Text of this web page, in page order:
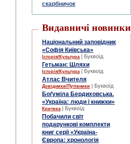
скарбничок
Видавничі новинки
Національний заповідник
«Софія Київська»
Історія/Культура | Буквоїд
Гетьман: Шляхи
Історія/Культура | Буквоїд
Атлас Вчителя
Довідники/Путівники | Буквоїд
Боґуміла Бердиховська.
«Україна: люди і книжки»
Критика | Буквоїд
Побачили світ
подарункові комплекти
книг серії «Україна-
Європа: хронологія